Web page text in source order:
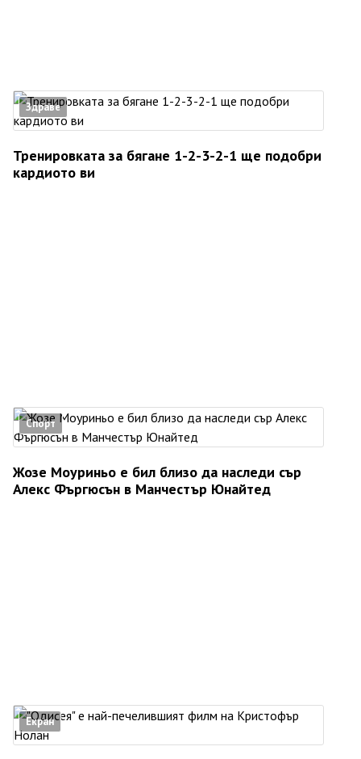
Здраве
Тренировката за бягане 1-2-3-2-1 ще подобри
кардиото ви
Спорт
Жозе Моуриньо е бил близо да наследи сър
Алекс Фъргюсън в Манчестър Юнайтед
Екран